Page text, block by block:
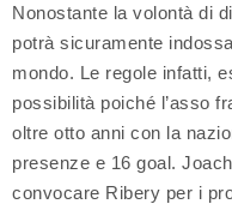
Nonostante la volontà di
potrà sicuramente
mondo. Le regole infatti,
possibilità poiché l’asso
oltre otto anni con la
presenze e 16 goal.
convocare Ribery per i